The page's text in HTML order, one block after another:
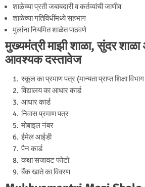
शाळेच्या प्रती जबाबदारी व कर्तव्यांची जाणीव
शाळेच्या गतिविधींमध्ये सहभाग
मुलांना नियमित शाळेत पाठवणे
मुख्यमंत्री माझी शाळा, सुंदर
आवश्यक दस्तावेज
स्कूल का प्रमाण पत्र (मान्यता प्राप्त शिक्षा विभाग
विद्यालय का आधार कार्ड
आधार कार्ड
निवास प्रमाण पत्र
मोबाइल नंबर
ईमेल आईडी
पैन कार्ड
कक्षा सजावट फोटो
बैंक खाते का विवरण